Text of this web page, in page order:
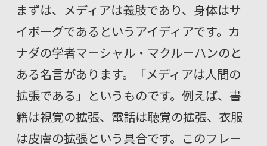
まずは、メディアは義肢であり、身体はサ
イボーグであるというアイディアです。カ
ナダの学者マーシャル・マクルーハンのと
ある名言があります。「メディアは人間の
拡張である」というものです。例えば、書
籍は視覚の拡張、電話は聴覚の拡張、衣服
は皮膚の拡張という具合です。このフレー